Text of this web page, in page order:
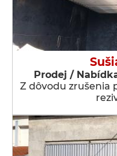
Prodej /
Z dôvodu zrušenia